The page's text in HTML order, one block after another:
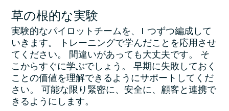
草の根的な実験
実験的なパイロットチームを、1 つずつ編成して
いきます。 トレーニングで学んだことを応用させ
てください。 間違いがあっても大丈夫です。 そ
こからすぐに学ぶでしょう。 早期に失敗しておく
ことの価値を理解できるようにサポートしてくだ
さい。 可能な限り緊密に、安全に、顧客と連携で
きるようにします。